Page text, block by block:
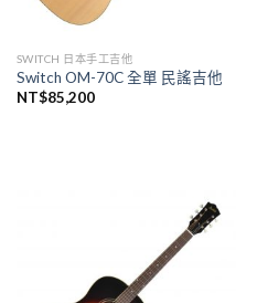
SWITCH 日本手工吉他
Switch OM-70C 全單 民謠吉他
NT$85,200